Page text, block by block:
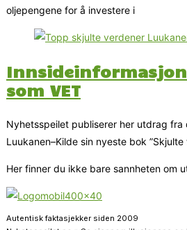
oljepengene for å investere i
som VET
Nyhetsspeilet publiserer her utdrag fra
Luukanen–Kilde sin nyeste bok ”Skjulte
Her finner du ikke bare sannheten om
Autentisk faktasjekker siden 2009